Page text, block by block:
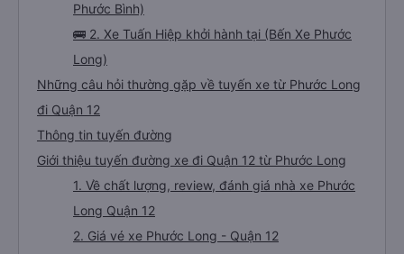
Phước Bình)
🚌 2. Xe Tuấn Hiệp khởi hành tại (Bến Xe Phước
Long)
Những câu hỏi thường gặp về tuyến xe từ Phước Long
đi Quận 12
Thông tin tuyến đường
Giới thiệu tuyến đường xe đi Quận 12 từ Phước Long
1. Về chất lượng, review, đánh giá nhà xe Phước
Long Quận 12
2. Giá vé xe Phước Long - Quận 12